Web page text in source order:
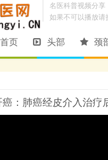
名医科普视频分享
如果不可以播放请
首页 头部 颈
：肺癌经皮介入治疗